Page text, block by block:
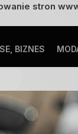
stron
BIZNES